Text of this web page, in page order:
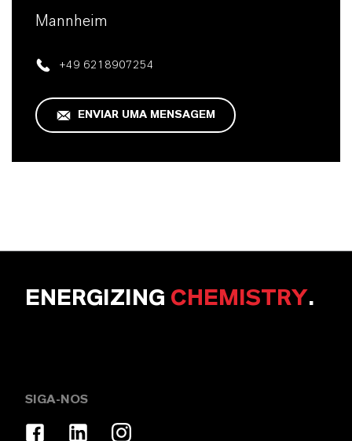
Mannheim
+49 6218907254
ENVIAR UMA MENSAGEM
ENERGIZING CHEMISTRY.
SIGA-NOS